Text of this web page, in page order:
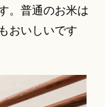
。普通のお米は
おいしいです